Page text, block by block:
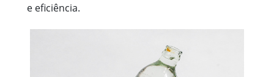
e eficiência.